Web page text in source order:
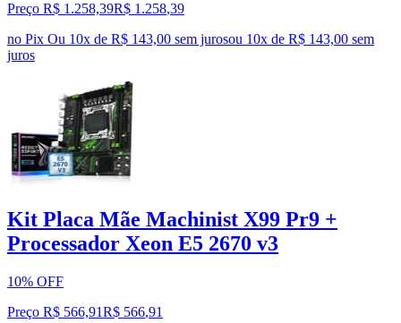
Preço R$ 1.258,39R$ 1.258,39
no Pix Ou 10x de R$ 143,00 sem jurosou 10x de R$ 143,00 sem
juros
Kit Placa Mãe Machinist X99 Pr9 +
Processador Xeon E5 2670 v3
10% OFF
Preço R$ 566,91R$ 566,91